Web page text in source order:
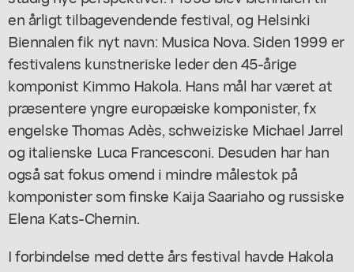
en årligt tilbagevendende festival, og Helsinki
Biennalen fik nyt navn: Musica Nova. Siden 1999 er
festivalens kunstneriske leder den 45-årige
komponist Kimmo Hakola. Hans mål har været at
præsentere yngre europæiske komponister, fx
engelske Thomas Adès, schweiziske Michael Jarrel
og italienske Luca Francesconi. Desuden har han
også sat fokus omend i mindre målestok på
komponister som finske Kaija Saariaho og russiske
Elena Kats-Chernin.
I forbindelse med dette års festival havde Hakola